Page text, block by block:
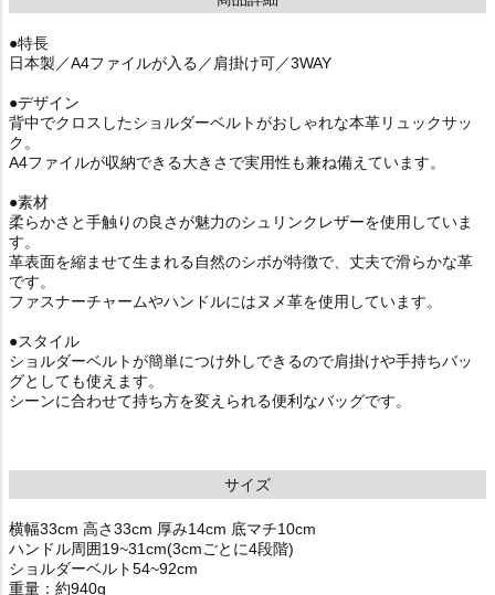
●特長
日本製／A4ファイルが入る／肩掛け可／3WAY
●デザイン
背中でクロスしたショルダーベルトがおしゃれな本革リュックサッ
ク。
A4ファイルが収納できる大きさで実用性も兼ね備えています。
●素材
柔らかさと手触りの良さが魅力のシュリンクレザーを使用していま
す。
革表面を縮ませて生まれる自然のシボが特徴で、丈夫で滑らかな革
です。
ファスナーチャームやハンドルにはヌメ革を使用しています。
●スタイル
ショルダーベルトが簡単につけ外しできるので肩掛けや手持ちバッ
グとしても使えます。
シーンに合わせて持ち方を変えられる便利なバッグです。
サイズ
横幅33cm 高さ33cm 厚み14cm 底マチ10cm
ハンドル周囲19~31cm(3cmごとに4段階)
ショルダーベルト54~92cm
重量：約940g